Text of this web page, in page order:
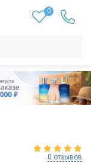
0
0 отзывов